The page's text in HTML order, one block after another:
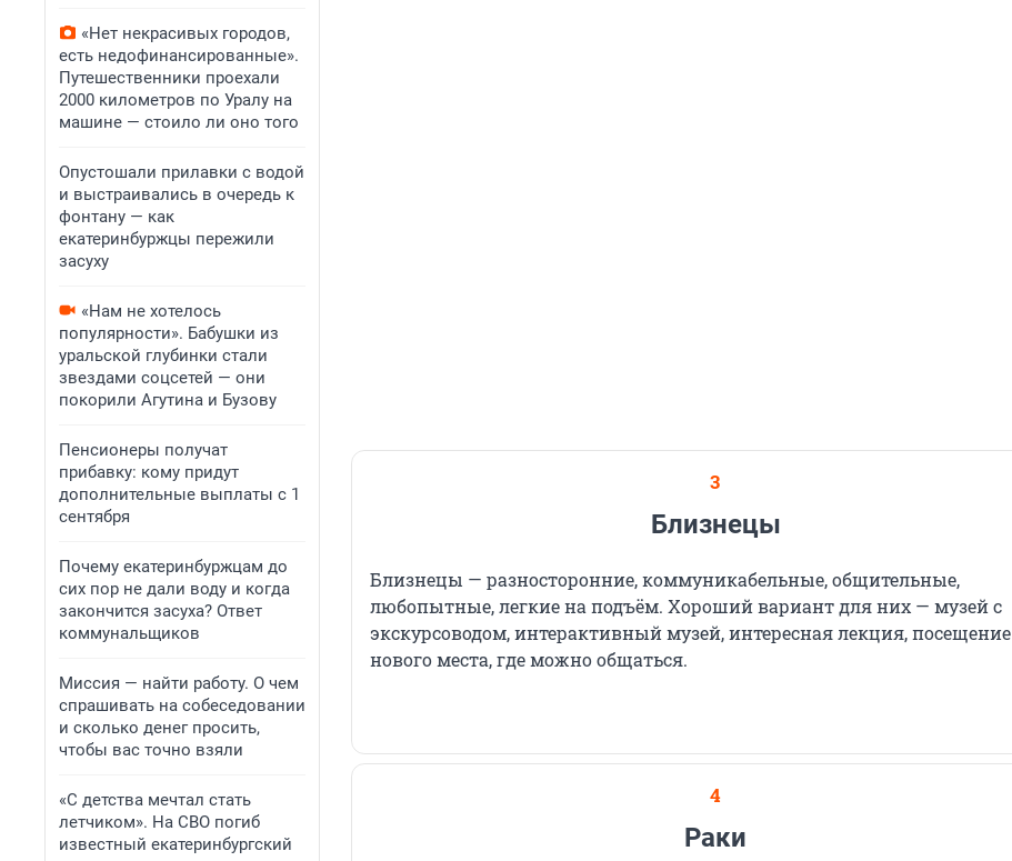
«Нет некрасивых городов,
есть недофинансированные».
Путешественники проехали
2000 километров по Уралу на
машине — стоило ли оно того
Опустошали прилавки с водой
и выстраивались в очередь к
фонтану — как
екатеринбуржцы пережили
засуху
«Нам не хотелось
популярности». Бабушки из
уральской глубинки стали
звездами соцсетей — они
покорили Агутина и Бузову
Пенсионеры получат
прибавку: кому придут
дополнительные выплаты с 1
сентября
Почему екатеринбуржцам до
сих пор не дали воду и когда
закончится засуха? Ответ
коммунальщиков
Миссия — найти работу. О чем
спрашивать на собеседовании
и сколько денег просить,
чтобы вас точно взяли
«С детства мечтал стать
летчиком». На СВО погиб
известный екатеринбургский
3
Близнецы
Близнецы — разносторонние, коммуникабельные, общительные,
любопытные, легкие на подъём. Хороший вариант для них — музей с
экскурсоводом, интерактивный музей, интересная лекция, посещение
нового места, где можно общаться.
4
Раки